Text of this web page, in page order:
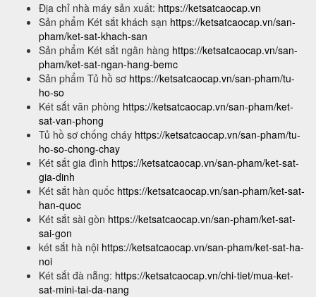
Địa chỉ nhà máy sản xuất: https://ketsatcaocap.vn
Sản phẩm Két sắt khách sạn https://ketsatcaocap.vn/san-
pham/ket-sat-khach-san
Sản phẩm Két sắt ngân hàng https://ketsatcaocap.vn/san-
pham/ket-sat-ngan-hang-bemc
Sản phẩm Tủ hồ sơ https://ketsatcaocap.vn/san-pham/tu-
ho-so
Két sắt văn phòng https://ketsatcaocap.vn/san-pham/ket-
sat-van-phong
Tủ hồ sơ chống cháy https://ketsatcaocap.vn/san-pham/tu-
ho-so-chong-chay
Két sắt gia đình https://ketsatcaocap.vn/san-pham/ket-sat-
gia-dinh
Két sắt hàn quốc https://ketsatcaocap.vn/san-pham/ket-sat-
han-quoc
Két sắt sài gòn https://ketsatcaocap.vn/san-pham/ket-sat-
sai-gon
két sắt hà nội https://ketsatcaocap.vn/san-pham/ket-sat-ha-
noi
Két sắt đà nẵng: https://ketsatcaocap.vn/chi-tiet/mua-ket-
sat-mini-tai-da-nang